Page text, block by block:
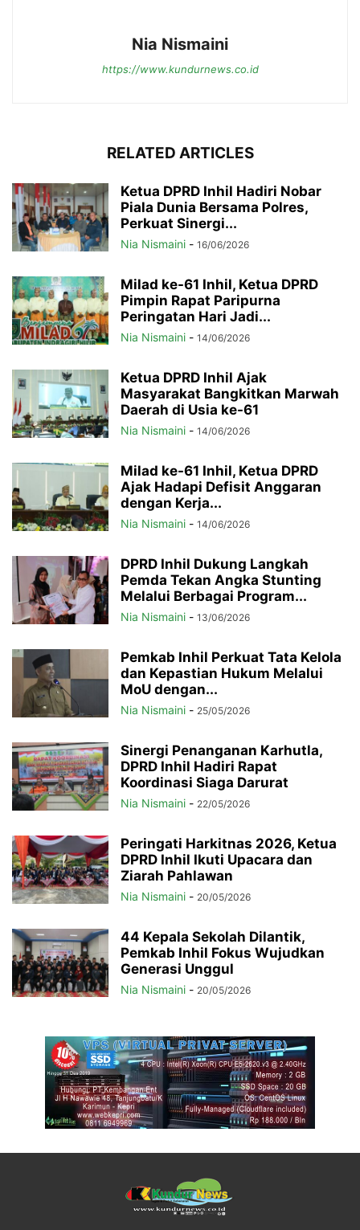
Nia Nismaini
https://www.kundurnews.co.id
RELATED ARTICLES
Ketua DPRD Inhil Hadiri Nobar
Piala Dunia Bersama Polres,
Perkuat Sinergi...
Nia Nismaini - 16/06/2026
Milad ke-61 Inhil, Ketua DPRD
Pimpin Rapat Paripurna
Peringatan Hari Jadi...
Nia Nismaini - 14/06/2026
Ketua DPRD Inhil Ajak
Masyarakat Bangkitkan Marwah
Daerah di Usia ke-61
Nia Nismaini - 14/06/2026
Milad ke-61 Inhil, Ketua DPRD
Ajak Hadapi Defisit Anggaran
dengan Kerja...
Nia Nismaini - 14/06/2026
DPRD Inhil Dukung Langkah
Pemda Tekan Angka Stunting
Melalui Berbagai Program...
Nia Nismaini - 13/06/2026
Pemkab Inhil Perkuat Tata Kelola
dan Kepastian Hukum Melalui
MoU dengan...
Nia Nismaini - 25/05/2026
Sinergi Penanganan Karhutla,
DPRD Inhil Hadiri Rapat
Koordinasi Siaga Darurat
Nia Nismaini - 22/05/2026
Peringati Harkitnas 2026, Ketua
DPRD Inhil Ikuti Upacara dan
Ziarah Pahlawan
Nia Nismaini - 20/05/2026
44 Kepala Sekolah Dilantik,
Pemkab Inhil Fokus Wujudkan
Generasi Unggul
Nia Nismaini - 20/05/2026